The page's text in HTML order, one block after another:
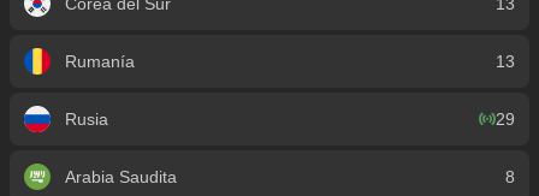
Rumanía 13
Rusia 29
Arabia Saudita 8